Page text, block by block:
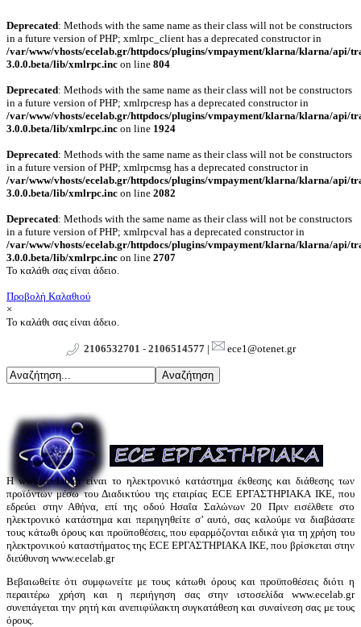
Deprecated: Methods with the same name as their class will not be constructors
in a future version of PHP; xmlrpc_client has a deprecated constructor in
/var/www/vhosts/ecelab.gr/httpdocs/plugins/vmpayment/klarna/klarna/api/
3.0.0.beta/lib/xmlrpc.inc on line 804
Deprecated: Methods with the same name as their class will not be constructors
in a future version of PHP; xmlrpcresp has a deprecated constructor in
/var/www/vhosts/ecelab.gr/httpdocs/plugins/vmpayment/klarna/klarna/api/
3.0.0.beta/lib/xmlrpc.inc on line 1924
Deprecated: Methods with the same name as their class will not be constructors
in a future version of PHP; xmlrpcmsg has a deprecated constructor in
/var/www/vhosts/ecelab.gr/httpdocs/plugins/vmpayment/klarna/klarna/api/
3.0.0.beta/lib/xmlrpc.inc on line 2082
Deprecated: Methods with the same name as their class will not be constructors
in a future version of PHP; xmlrpcval has a deprecated constructor in
/var/www/vhosts/ecelab.gr/httpdocs/plugins/vmpayment/klarna/klarna/api/
3.0.0.beta/lib/xmlrpc.inc on line 2707
Το καλάθι σας είναι άδειο.
Προβολή Καλαθιού
×
Το καλάθι σας είναι άδειο.
2106532701 - 2106514577| ece1@otenet.gr
Η www.ecelab.gr είναι το ηλεκτρονικό κατάστημα έκθεσης και διάθεσης των
προϊόντων μέσω του Διαδικτύου της εταιρίας ECE ΕΡΓΑΣΤΗΡΙΑΚΑ ΙΚΕ, που
εδρεύει στην Αθήνα, επί της οδού Ησαΐα Σαλώνων 20 Πριν εισέλθετε στο
ηλεκτρονικό κατάστημα και περιηγηθείτε σ’ αυτό, σας καλούμε να διαβάσατε
τους κάτωθι όρους και προϋποθέσεις, που εφαρμόζονται ειδικά για τη χρήση του
ηλεκτρονικού καταστήματος της ECE ΕΡΓΑΣΤΗΡΙΑΚΑ ΙΚΕ, που βρίσκεται στην
διεύθυνση www.ecelab.gr
Βεβαιωθείτε ότι συμφωνείτε με τους κάτωθι όρους και προϋποθέσεις διότι η
περαιτέρω χρήση και η περιήγηση σας στην ιστοσελίδα www.ecelab.gr
συνεπάγεται την ρητή και ανεπιφύλακτη συγκατάθεση και συναίνεση σας με τους
όρους.